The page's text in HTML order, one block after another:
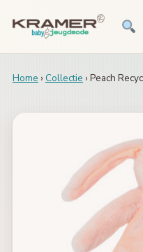
Home › Collectie › Peach